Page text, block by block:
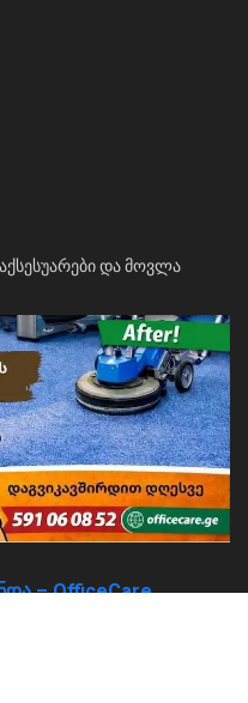
– OfficeCare